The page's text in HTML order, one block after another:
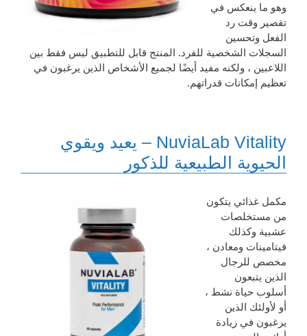
وهو ما ينعكس في
تقصير وقت رد
الفعل وتحسين
السجلات الشخصية للفرد. المنتج قابل للتطبيق ليس فقط بين
اللاعبين ، ولكنه مفيد أيضًا لجميع الأشخاص الذين يرغبون في
تعظيم إمكانات قدراتهم.
NuviaLab Vitality – يعيد ويقوي
الحيوية الطبيعية للذكور
مكمل غذائي يتكون
من مستخلصات
عشبية وكذلك
فيتامينات ومعادن ،
مخصص للرجال
الذين يتبعون
أسلوب حياة نشط ،
أو لأولئك الذين
يرغبون في زيادة